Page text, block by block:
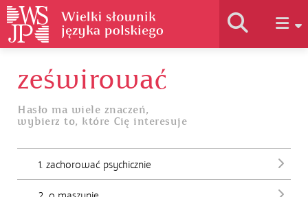
Historia słownika
Jak korzystać
Podstawy naukowe
ześwirować
Hasło ma wiele znaczeń,
wybierz to, które Cię interesuje
1. zachorować psychicznie